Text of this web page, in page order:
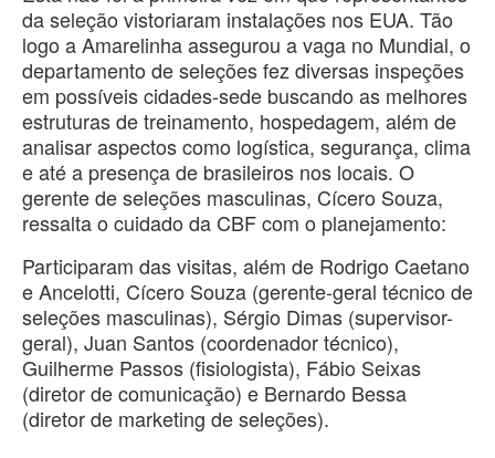
da seleção vistoriaram instalações nos EUA. Tão
logo a Amarelinha assegurou a vaga no Mundial, o
departamento de seleções fez diversas inspeções
em possíveis cidades-sede buscando as melhores
estruturas de treinamento, hospedagem, além de
analisar aspectos como logística, segurança, clima
e até a presença de brasileiros nos locais. O
gerente de seleções masculinas, Cícero Souza,
ressalta o cuidado da CBF com o planejamento:
Participaram das visitas, além de Rodrigo Caetano
e Ancelotti, Cícero Souza (gerente-geral técnico de
seleções masculinas), Sérgio Dimas (supervisor-
geral), Juan Santos (coordenador técnico),
Guilherme Passos (fisiologista), Fábio Seixas
(diretor de comunicação) e Bernardo Bessa
(diretor de marketing de seleções).